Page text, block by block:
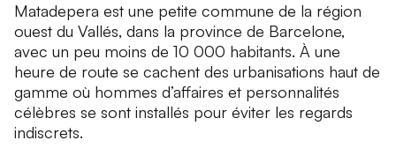
Matadepera est une petite commune de la région
ouest du Vallés, dans la province de Barcelone,
avec un peu moins de 10 000 habitants. À une
heure de route se cachent des urbanisations haut de
gamme où hommes d’affaires et personnalités
célèbres se sont installés pour éviter les regards
indiscrets.